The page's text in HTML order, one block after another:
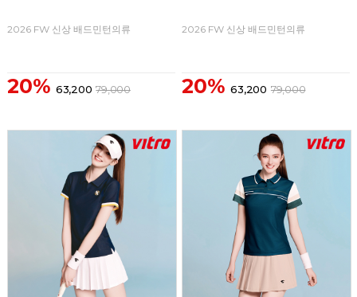
2026 FW 신상 배드민턴의류
20% 63,200 79,000
2026 FW 신상 배드민턴의류
20% 63,200 79,000